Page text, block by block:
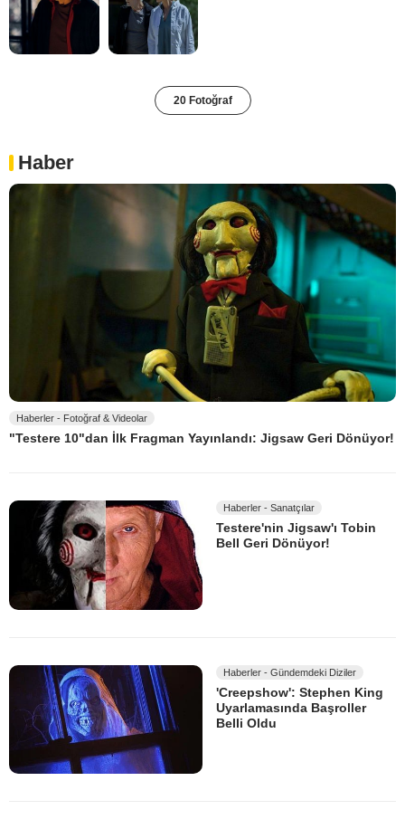
20 Fotoğraf
Haber
Haberler - Fotoğraf & Videolar
"Testere 10"dan İlk Fragman Yayınlandı: Jigsaw Geri Dönüyor!
Haberler - Sanatçılar
Testere'nin Jigsaw'ı Tobin
Bell Geri Dönüyor!
Haberler - Gündemdeki Diziler
'Creepshow': Stephen King
Uyarlamasında Başroller
Belli Oldu